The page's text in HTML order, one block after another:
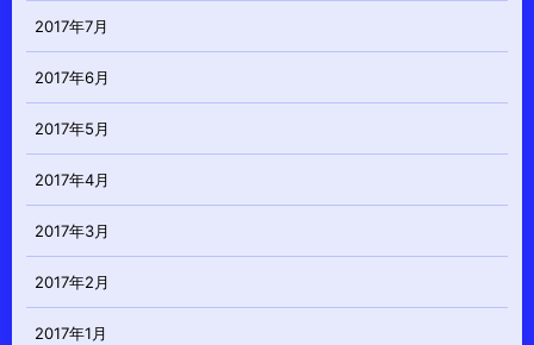
2017年7月
2017年6月
2017年5月
2017年4月
2017年3月
2017年2月
2017年1月